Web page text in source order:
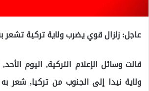
عاجل: زلزال قوي يضرب ولاية تركية تشعر
قالت وسائل الإعلام التركية, اليوم
ولاية نيدا إلى الجنوب من تركيا, شعر